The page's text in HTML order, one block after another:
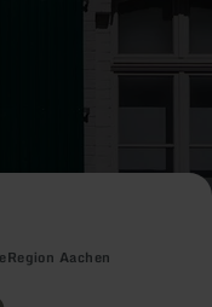
Aachen